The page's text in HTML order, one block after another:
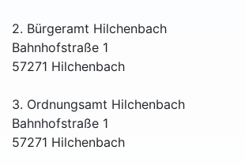
2. Bürgeramt Hilchenbach
Bahnhofstraße 1
57271 Hilchenbach
3. Ordnungsamt Hilchenbach
Bahnhofstraße 1
57271 Hilchenbach